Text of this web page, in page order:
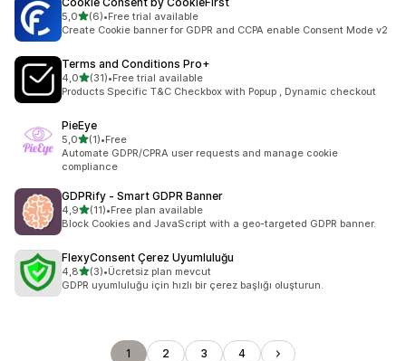
5,05 yıldız üzerinden
(6)
toplam 6 değerlendirme
•Free trial available
Create Cookie banner for GDPR and CCPA enable Consent Mode v2
Terms and Conditions Pro+
4,05 yıldız üzerinden
(31)
toplam 31 değerlendirme
•Free trial available
Products Specific T&C Checkbox with Popup , Dynamic checkout
PieEye
5,05 yıldız üzerinden
(1)
toplam 1 değerlendirme
•Free
Automate GDPR/CPRA user requests and manage cookie
compliance
GDPRify ‑ Smart GDPR Banner
4,95 yıldız üzerinden
(11)
toplam 11 değerlendirme
•Free plan available
Block Cookies and JavaScript with a geo-targeted GDPR banner.
FlexyConsent Çerez Uyumluluğu
4,85 yıldız üzerinden
(3)
toplam 3 değerlendirme
•Ücretsiz plan mevcut
GDPR uyumluluğu için hızlı bir çerez başlığı oluşturun.
1 2 3 4